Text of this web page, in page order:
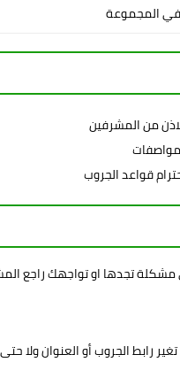
في المجموعة
من المشرفين
قواعد الجروب
مشكلة تجدها او تواجهك راجع
رابط الجروب أو العنوان ولا